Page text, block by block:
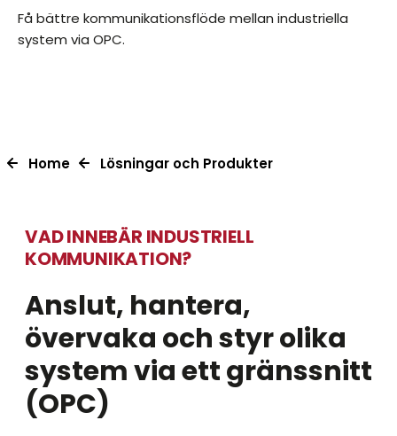
Få bättre kommunikationsflöde mellan industriella
system via OPC.
Home Lösningar och Produkter
VAD INNEBÄR INDUSTRIELL
KOMMUNIKATION?
Anslut, hantera,
övervaka och styr olika
system via ett gränssnitt
(OPC)